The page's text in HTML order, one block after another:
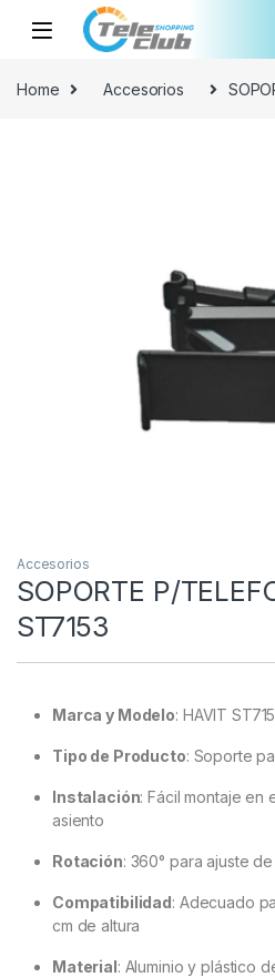
Skip to navigation
Skip to content
Home Accesorios
Accesorios
SOPORTE P/
ST7153
Marca y Modelo: HAVIT
Tipo de Producto: Soporte
Instalación:Fácil montaje en
asiento
Rotación: 360° para ajuste
Compatibilidad: Adecuado
cm de altura
Material: Aluminio y plástico